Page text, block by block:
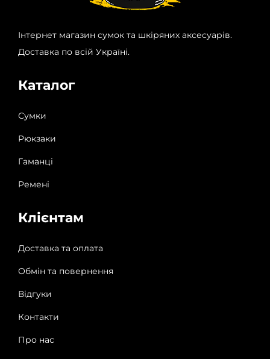
Інтернет магазин сумок та шкіряних аксесуарів.
Доставка по всій Україні.
Каталог
Сумки
Рюкзаки
Гаманці
Ремені
Клієнтам
Доставка та оплата
Обмін та повернення
Відгуки
Контакти
Про нас